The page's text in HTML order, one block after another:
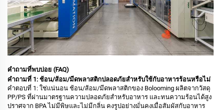
คำถามที่พบบ่อย (FAQ)
คำถามที่ 1: ช้อน/ส้อม/มีดพลาสติกปลอดภัยสำหรับใช้กับอาหารร้อนหรือไม่
คำตอบที่ 1: ใช่แน่นอน ช้อน/ส้อม/มีดพลาสติกของ Bolooming ผลิตจากวัสดุ
PP/PS ที่ผ่านมาตรฐานความปลอดภัยสำหรับอาหาร และทนความร้อนได้สูง
ปราศจาก BPA ไม่มีพิษและไม่มีกลิ่น คงรูปอย่างมั่นคงเมื่อสัมผัสกับอาหาร